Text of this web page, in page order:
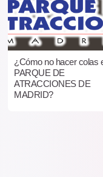
¿Cómo no hacer colas
PARQUE DE
ATRACCIONES DE
MADRID?